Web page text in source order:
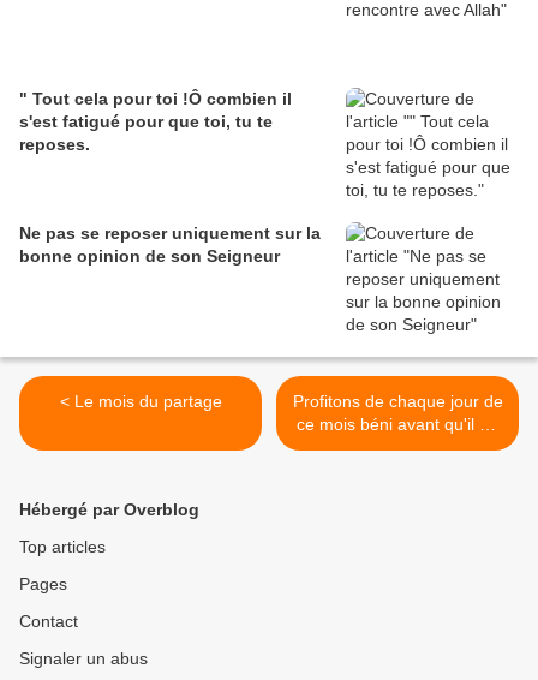
" Tout cela pour toi !Ô combien il
s'est fatigué pour que toi, tu te
reposes.
Ne pas se reposer uniquement sur la
bonne opinion de son Seigneur
< Le mois du partage
Profitons de chaque jour de
ce mois béni avant qu'il ne
soit trop tard... >
Hébergé par Overblog
Top articles
Pages
Contact
Signaler un abus